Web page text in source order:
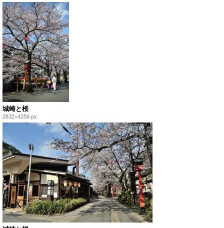
城崎と桜
2832×4256 px